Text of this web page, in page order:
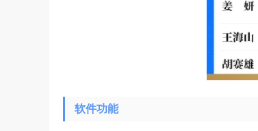
软件功能